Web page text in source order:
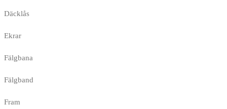
Däcklås
Ekrar
Fälgbana
Fälgband
Fram